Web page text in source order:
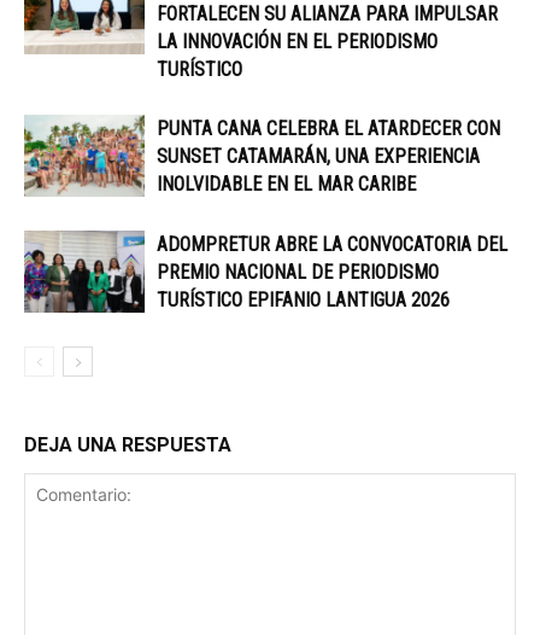
FORTALECEN SU ALIANZA PARA IMPULSAR
LA INNOVACIÓN EN EL PERIODISMO
TURÍSTICO
PUNTA CANA CELEBRA EL ATARDECER CON
SUNSET CATAMARÁN, UNA EXPERIENCIA
INOLVIDABLE EN EL MAR CARIBE
ADOMPRETUR ABRE LA CONVOCATORIA DEL
PREMIO NACIONAL DE PERIODISMO
TURÍSTICO EPIFANIO LANTIGUA 2026
DEJA UNA RESPUESTA